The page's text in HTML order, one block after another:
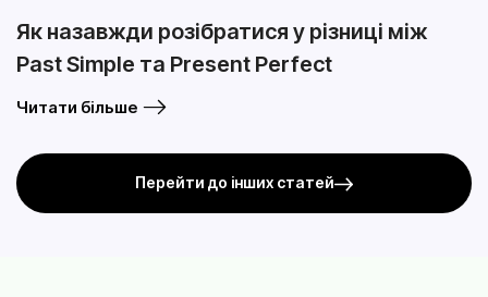
Як назавжди розібратися у різниці між
Past Simple та Present Perfect
Читати більше
Перейти до інших статей